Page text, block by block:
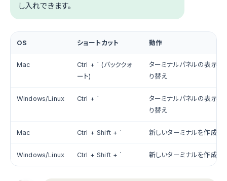
し入れできます。
OS ショートカット 動作
Mac
Ctrl + ` (バッククォ
ート)
ターミナルパネルの表示/
り替え
Windows/Linux Ctrl + `
ターミナルパネルの表示/
り替え
Mac Ctrl + Shift + ` 新しいターミナルを作成
Windows/Linux Ctrl + Shift + ` 新しいターミナルを作成